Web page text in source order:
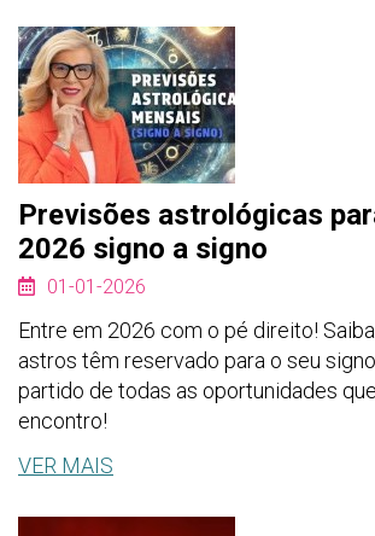
Previsões astrológicas
2026 signo a signo
01-01-2026
Entre em 2026 com o pé direito!
astros têm reservado para o seu
partido de todas as oportunidades
encontro!
VER MAIS